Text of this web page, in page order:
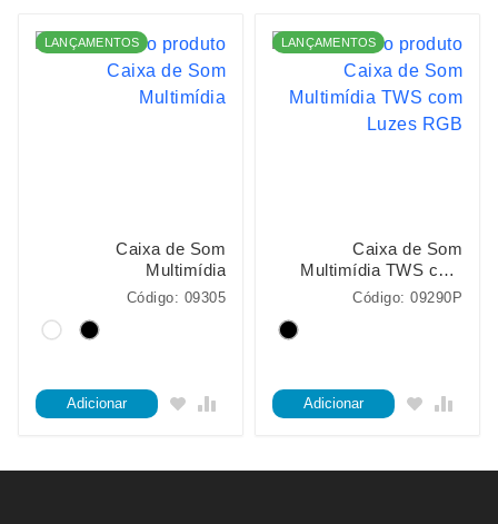
LANÇAMENTOS
Caixa de Som
Multimídia
Código: 09305
Adicionar
LANÇAMENTOS
Caixa de Som
Multimídia TWS com
Luzes RGB
Código: 09290P
Adicionar